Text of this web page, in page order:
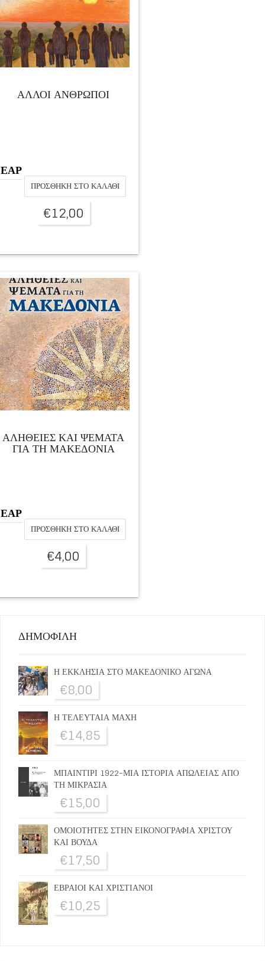
ΑΛΛΟΙ ΑΝΘΡΩΠΟΙ
ΕΑΡ
ΠΡΟΣΘΉΚΗ ΣΤΟ ΚΑΛΆΘΙ
€12,00
ΑΛΗΘΕΙΕΣ ΚΑΙ ΨΕΜΑΤΑ
ΓΙΑ ΤΗ ΜΑΚΕΔΟΝΙΑ
ΕΑΡ
ΠΡΟΣΘΉΚΗ ΣΤΟ ΚΑΛΆΘΙ
€4,00
ΔΗΜΟΦΙΛΗ
Η ΕΚΚΛΗΣΙΑ ΣΤΟ ΜΑΚΕΔΟΝΙΚΟ ΑΓΩΝΑ
€8,00
Η ΤΕΛΕΥΤΑΙΑ ΜΑΧΗ
€14,85
ΜΠΑΙΝΤΙΡΙ 1922-ΜΙΑ ΙΣΤΟΡΙΑ ΑΠΩΛΕΙΑΣ ΑΠΟ
ΤΗ ΜΙΚΡΑΣΙΑ
€15,00
ΟΜΟΙΟΤΗΤΕΣ ΣΤΗΝ ΕΙΚΟΝΟΓΡΑΦΙΑ ΧΡΙΣΤΟΥ
ΚΑΙ ΒΟΥΔΑ
€17,50
ΕΒΡΑΙΟΙ ΚΑΙ ΧΡΙΣΤΙΑΝΟΙ
€10,25